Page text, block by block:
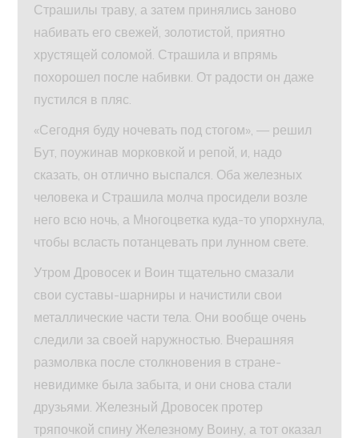
Страшилы траву, а затем принялись заново
набивать его свежей, золотистой, приятно
хрустящей соломой. Страшила и впрямь
похорошел после набивки. От радости он даже
пустился в пляс.
«Сегодня буду ночевать под стогом», — решил
Бут, поужинав морковкой и репой, и, надо
сказать, он отлично выспался. Оба железных
человека и Страшила молча просидели возле
него всю ночь, а Многоцветка куда-то упорхнула,
чтобы всласть потанцевать при лунном свете.
Утром Дровосек и Воин тщательно смазали
свои суставы-шарниры и начистили свои
металлические части тела. Они вообще очень
следили за своей наружностью. Вчерашняя
размолвка после столкновения в стране-
невидимке была забыта, и они снова стали
друзьями. Железный Дровосек протер
тряпочкой спину Железному Воину, а тот оказал